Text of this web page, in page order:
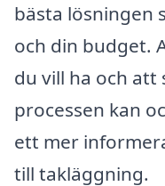
bästa lösningen
och din budget.
du vill ha och
processen kan
ett mer
till takläggning.